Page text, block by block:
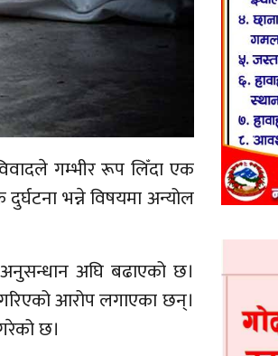
गम्भीर रूप लिँदा एक
भन्ने विषयमा अन्योल
अघि बढाएको छ।
आरोप लगाएका छन्।
छ।